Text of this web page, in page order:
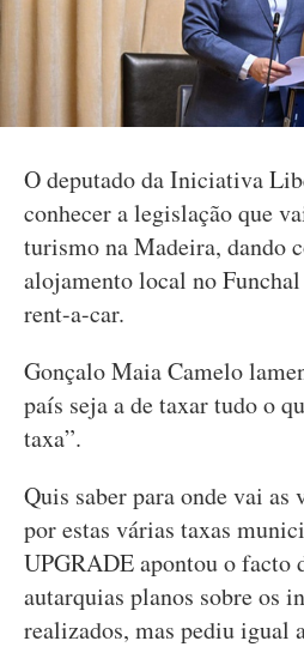
O deputado da Iniciativa
conhecer a legislação que
turismo na Madeira, dando
alojamento local no Funchal
rent-a-car.
Gonçalo Maia Camelo
país seja a de taxar tudo o
taxa”.
Quis saber para onde vai as
por estas várias taxas
UPGRADE apontou o facto
autarquias planos sobre os
realizados, mas pediu igual